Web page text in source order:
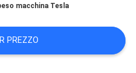
macchina Tesla
PREZZO